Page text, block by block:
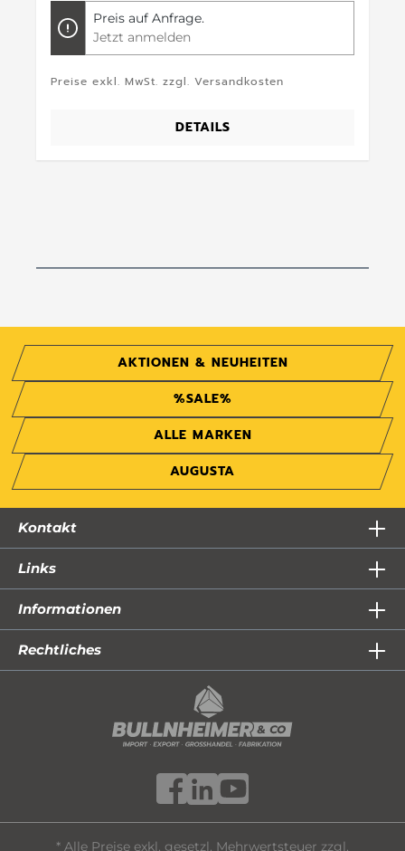
Preis auf Anfrage.
Jetzt anmelden
Preise exkl. MwSt. zzgl. Versandkosten
DETAILS
AKTIONEN & NEUHEITEN
%SALE%
ALLE MARKEN
AUGUSTA
Kontakt
Links
Informationen
Rechtliches
* Alle Preise exkl. gesetzl. Mehrwertsteuer zzgl.